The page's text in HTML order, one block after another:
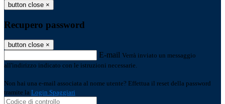
button close ×
Recupero password
button close ×
E-mail Verrà inviato un messaggio
all'indirizzo indicato con le istruzioni necessarie.
Non hai una e-mail associata al nome utente? Effettua il reset della password
tramite la Login Spaggiari